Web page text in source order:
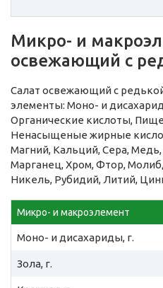
Микро- и
освежающий с
Салат освежающий с
элементы: Моно- и
Органические кислоты,
Ненасыщеные жирные
Магний, Кальций, Сера,
Марганец, Хром, Фтор,
Никель, Рубидий, Литий,
Микро- и макроэлемент
Моно- и дисахариды, г.
Зола, г.